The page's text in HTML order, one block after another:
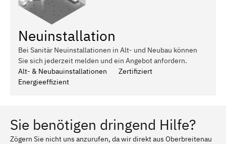
Neuinstallation
Bei Sanitär Neuinstallationen in Alt- und Neubau können
Sie sich jederzeit melden und ein Angebot anfordern.
Alt- & Neubauinstallationen
Zertifiziert
Energieeffizient
Sie benötigen dringend Hilfe?
Zögern Sie nicht uns anzurufen, da wir direkt aus Oberbreitenau